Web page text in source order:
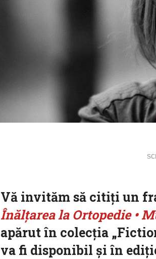
Vă invităm să citiţi un
Înălțarea la Ortopedie •
apărut în colecția
va fi disponibil și în